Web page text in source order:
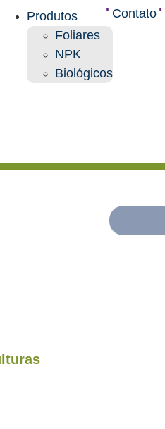
Produtos
Foliares
NPK
Biológicos
. Contato .